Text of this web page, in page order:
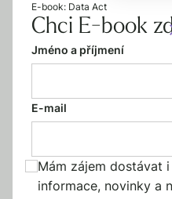
E-book: Data Act
Chci E-book
Jméno a příjmení
E-mail
Mám zájem dostávat
informace, novinky a